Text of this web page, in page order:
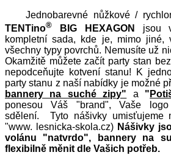
Jednobarevné nůžkové /
TENTino® BIG HEXAGON
jsou
kompletní sada, kde je, mimo jiné,
všechny typy povrchů. Nemusíte už
Okamžitě můžete začít party stan
nepodceňujte kotvení stanu! K
party stanu z naší nabídky je možné
bannery na suché zipy"
a "
ponesou Váš "brand", Vaše
sdělení. Tyto nášivky umisťujeme
"www. lesnicka-skola.cz) Nášivky
volánu "natvrdo", bannery na
flexibilně měnit dle Vašich potřeb.